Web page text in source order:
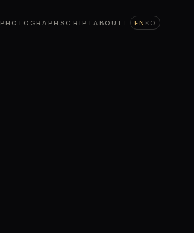
PHOTOGRAPH SCRIPTABOUT | EN KO